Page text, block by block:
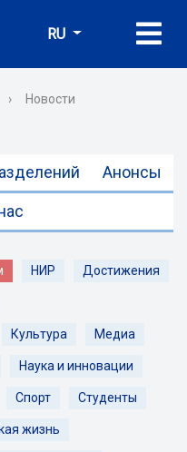
RU
› Новости
Анонсы
НИР Достижения
Культура Медиа
Наука и инновации
Спорт Студенты
жизнь